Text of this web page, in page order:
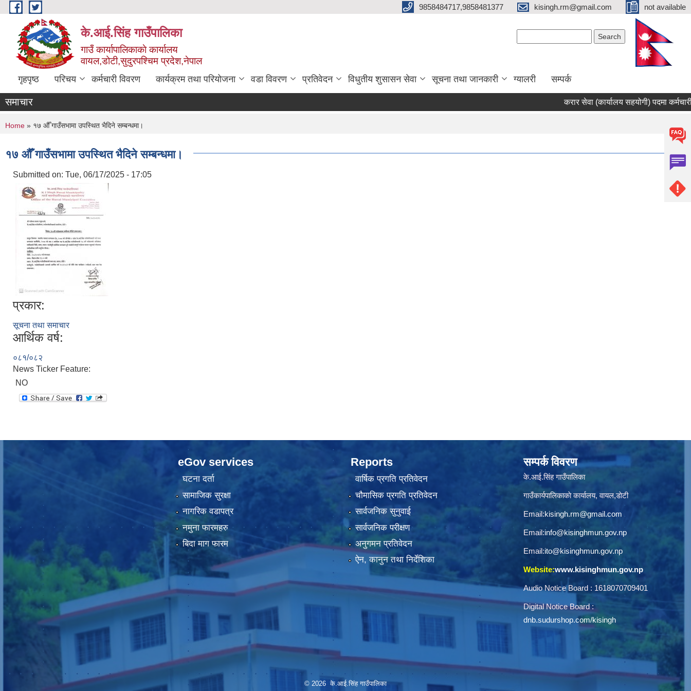
Skip to main content 9858484717,9858481377 kisingh.rm@gmail.com not available
के.आई.सिंह गाउँपालिका
गाउँ कार्यापालिकाकाे कार्यालय
वायल,डोटी,सुदुरपश्चिम प्रदेश,नेपाल
गृहपृष्ठ परिचय कर्मचारी विवरण कार्यक्रम तथा परियोजना वडा विवरण प्रतिवेदन विधुतीय शुसासन सेवा सूचना तथा जानकारी ग्यालरी सम्पर्क
समाचार करार सेवा (कार्यालय सहयोगी) पदमा कर्मचारी
You are here
Home » १७ औँ गाउँसभामा उपस्थित भैदिने सम्बन्धमा।
१७ औँ गाउँसभामा उपस्थित भैदिने सम्बन्धमा।
Submitted on: Tue, 06/17/2025 - 17:05
प्रकार:
सूचना तथा समाचार
आर्थिक वर्ष:
०८१/०८२
News Ticker Feature:
NO
eGov services
घटना दर्ता
सामाजिक सुरक्षा
नागरिक वडापत्र
नमुना फारमहरु
बिदा माग फारम
Reports
वार्षिक प्रगति प्रतिवेदन
चौमासिक प्रगति प्रतिवेदन
सार्वजनिक सुनुवाई
सार्वजनिक परीक्षण
अनुगमन प्रतिवेदन
ऐन, कानुन तथा निर्देशिका
सम्पर्क विवरण
के.आई.सिंह गाउँपालिका
गाउँकार्यपालिकाकाे कार्यालय, वायल,डाेटी
Email:kisingh.rm@gmail.com
Email:info@kisinghmun.gov.np
Email:ito@kisinghmun.gov.np
Website:www.kisinghmun.gov.np
Audio Notice Board : 1618070709401
Digital Notice Board :
dnb.sudurshop.com/kisingh
© 2026 के.आई.सिंह गाउँपालिका